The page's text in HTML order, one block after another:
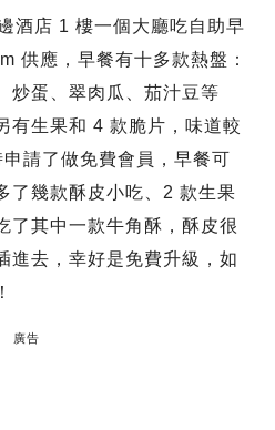
酒店 1 樓一個大廳吃自助早
供應，早餐有十多款熱盤：
炒蛋、翠肉瓜、茄汁豆等
有生果和 4 款脆片，味道較
請了做免費會員，早餐可
了幾款酥皮小吃、2 款生果
了其中一款牛角酥，酥皮很
進去，幸好是免費升級，如
廣告